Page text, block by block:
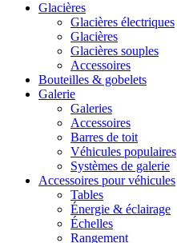
Glacières
Glacières électriques
Glacières
Glacières souples
Accessoires
Bouteilles & gobelets
Galerie
Galeries
Accessoires
Barres de toit
Véhicules populaires
Systèmes de galerie
Accessoires pour véhicules
Tables
Énergie & éclairage
Échelles
Rangement